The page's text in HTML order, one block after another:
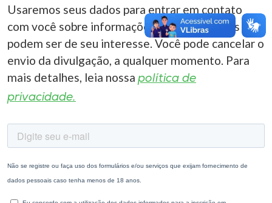
Usaremos seus dados para entrar em contato
com você sobre informações correlacionadas que
podem ser de seu interesse. Você pode cancelar o
envio da divulgação, a qualquer momento. Para
mais detalhes, leia nossa política de
privacidade.